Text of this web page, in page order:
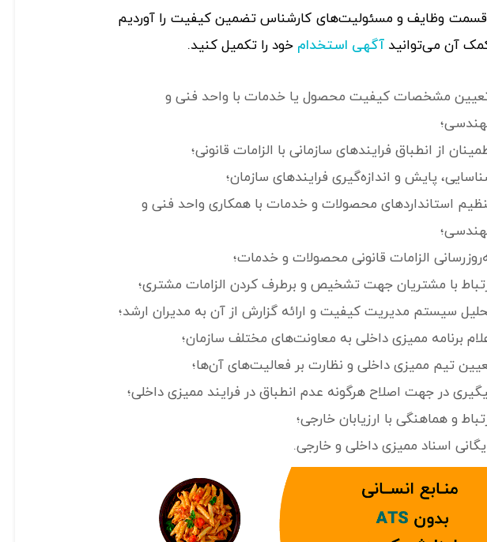
قسمت وظایف و مسئولیت‌های کارشناس تضمین کیفیت را آوردیم
آن می‌توانید آگهی استخدام خود را تکمیل کنید.
مشخصات کیفیت محصول یا خدمات با واحد فنی و
از انطباق فرایندهای سازمانی با الزامات قانونی؛
پایش و اندازه‌گیری فرایندهای سازمان؛
استانداردهای محصولات و خدمات با همکاری واحد فنی و
الزامات قانونی محصولات و خدمات؛
با مشتریان جهت تشخیص و برطرف کردن الزامات مشتری؛
سیستم مدیریت کیفیت و ارائه گزارش از آن به مدیران ارشد؛
برنامه ممیزی داخلی به معاونت‌های مختلف سازمان؛
تیم ممیزی داخلی و نظارت بر فعالیت‌های آن‌ها؛
در جهت اصلاح هرگونه عدم انطباق‌ در فرایند ممیزی داخلی؛
و هماهنگی با ارزیابان خارجی؛
اسناد ممیزی داخلی و خارجی.